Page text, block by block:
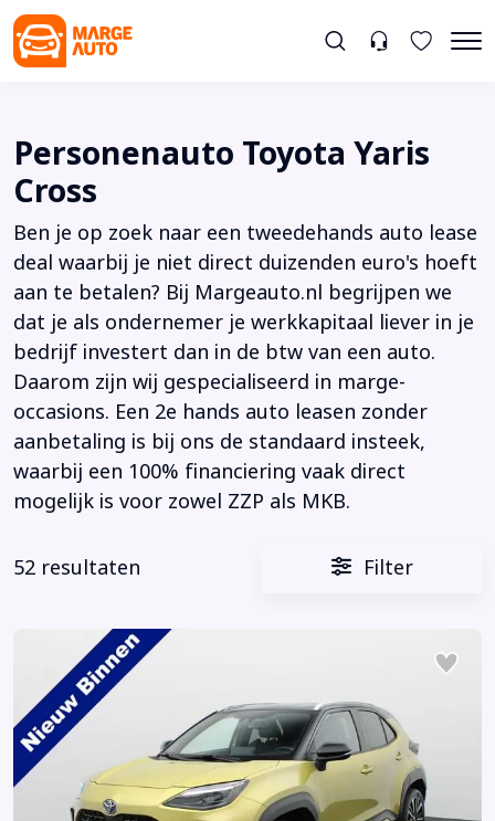
Personenauto Toyota Yaris
Cross
Ben je op zoek naar een tweedehands auto lease
deal waarbij je niet direct duizenden euro's hoeft
aan te betalen? Bij Margeauto.nl begrijpen we
dat je als ondernemer je werkkapitaal liever in je
bedrijf investert dan in de btw van een auto.
Daarom zijn wij gespecialiseerd in marge-
occasions. Een 2e hands auto leasen zonder
aanbetaling is bij ons de standaard insteek,
waarbij een 100% financiering vaak direct
mogelijk is voor zowel ZZP als MKB.
52 resultaten Filter